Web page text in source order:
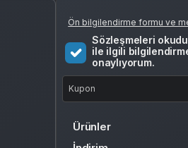
Ön bilgilendirme formu ve
Sözleşmeleri
ile ilgili
onaylıyorum.
Ürünler